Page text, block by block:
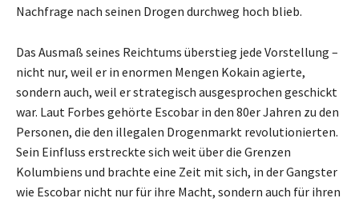
Nachfrage nach seinen Drogen durchweg hoch blieb.
Das Ausmaß seines Reichtums überstieg jede Vorstellung –
nicht nur, weil er in enormen Mengen Kokain agierte,
sondern auch, weil er strategisch ausgesprochen geschickt
war. Laut Forbes gehörte Escobar in den 80er Jahren zu den
Personen, die den illegalen Drogenmarkt revolutionierten.
Sein Einfluss erstreckte sich weit über die Grenzen
Kolumbiens und brachte eine Zeit mit sich, in der Gangster
wie Escobar nicht nur für ihre Macht, sondern auch für ihren